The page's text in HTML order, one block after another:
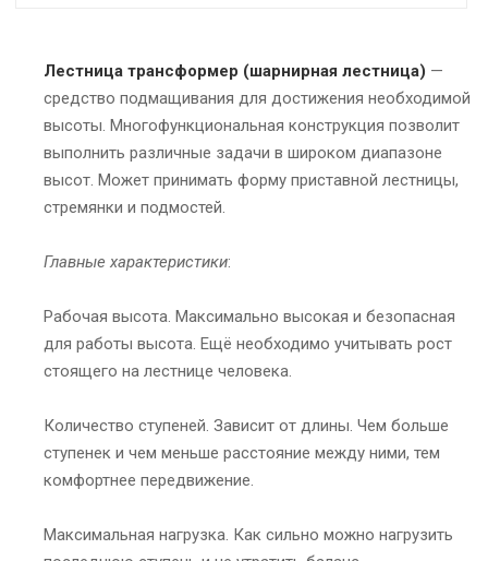
Лестница трансформер (шарнирная лестница) —
средство подмащивания для достижения необходимой
высоты. Многофункциональная конструкция позволит
выполнить различные задачи в широком диапазоне
высот. Может принимать форму приставной лестницы,
стремянки и подмостей.
Главные характеристики:
Рабочая высота. Максимально высокая и безопасная
для работы высота. Ещё необходимо учитывать рост
стоящего на лестнице человека.
Количество ступеней. Зависит от длины. Чем больше
ступенек и чем меньше расстояние между ними, тем
комфортнее передвижение.
Максимальная нагрузка. Как сильно можно нагрузить